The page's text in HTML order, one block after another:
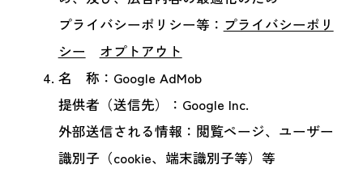
プライバシーポリシー等： プライバシーポリ
シー
オプトアウト
名 称：Google AdMob
提供者（送信先）：Google Inc.
外部送信される情報：閲覧ページ、ユーザー
識別子（cookie、端末識別子等）等